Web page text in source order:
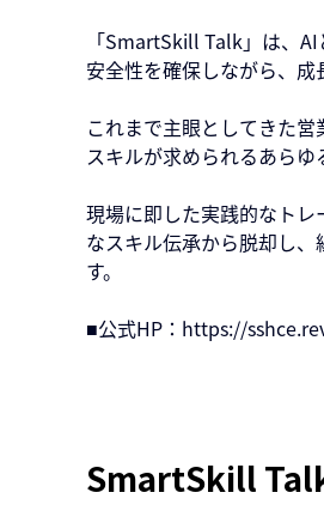
「SmartSkill Talk」は、
安全性を確保しながら、成
これまで主眼としてきた
スキルが求められるあらゆ
現場に即した実践的なト
なスキル伝承から脱却し
す。
■公式HP： https://
SmartSkill